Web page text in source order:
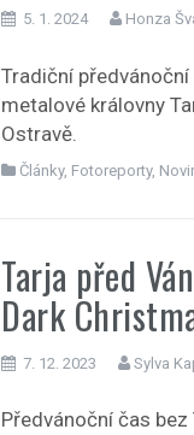
5. 1. 2024 Honza
Tradiční
metalové královny
Ostravě.
Články, Fotoreporty,
Tarja před
Dark
7. 12. 2023 Sylva
Předvánoční čas